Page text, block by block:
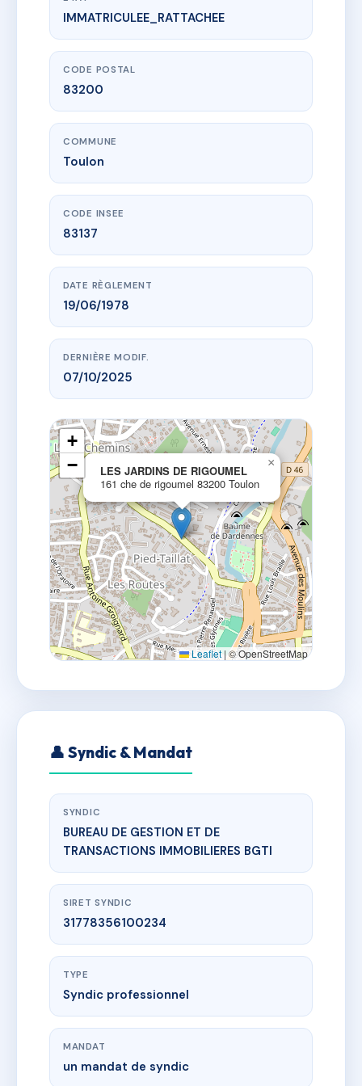
www.vme.plus/AC6547236
LES JARDINS DE RIGOUMEL
161 che de rigoumel
IMMATRICULEE_RATTACHEE
CODE POSTAL
83200
COMMUNE
Toulon
CODE INSEE
83137
DATE RÈGLEMENT
19/06/1978
DERNIÈRE MODIF.
07/10/2025
LES JARDINS DE RIGOUMEL
161 che de rigoumel 83200 Toulon
×
+
−
Leaflet |© OpenStreetMap
👤 Syndic & Mandat
SYNDIC
BUREAU DE GESTION ET DE
TRANSACTIONS IMMOBILIERES BGTI
SIRET SYNDIC
31778356100234
TYPE
Syndic professionnel
MANDAT
un mandat de syndic